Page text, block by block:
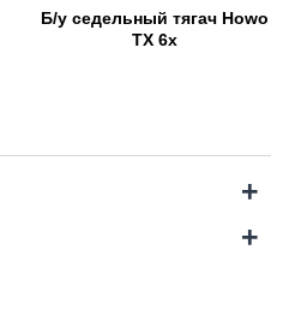
Б/у седельный тягач Howo
TX 6x
+
+